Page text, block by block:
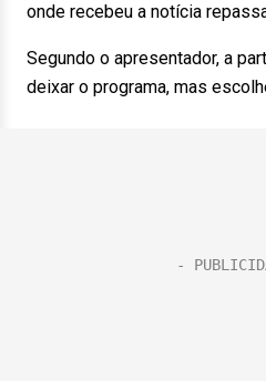
onde recebeu a notícia
Segundo o apresentador, a
deixar o programa, mas